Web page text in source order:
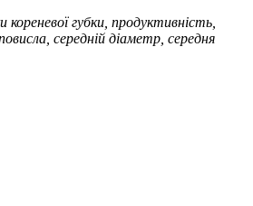
кореневої губки, продуктивність,
середній діаметр, середня